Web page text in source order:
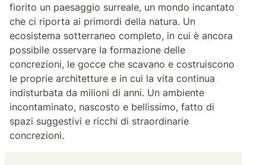
fiorito un paesaggio surreale, un mondo incantato
che ci riporta ai primordi della natura. Un
ecosistema sotterraneo completo, in cui è ancora
possibile osservare la formazione delle
concrezioni, le gocce che scavano e costruiscono
le proprie architetture e in cui la vita continua
indisturbata da milioni di anni. Un ambiente
incontaminato, nascosto e bellissimo, fatto di
spazi suggestivi e ricchi di straordinarie
concrezioni.